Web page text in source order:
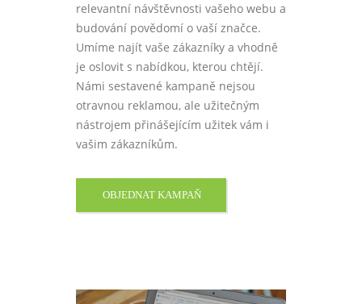
relevantní návštěvnosti vašeho webu a
budování povědomí o vaší značce.
Umíme najít vaše zákazníky a vhodně
je oslovit s nabídkou, kterou chtějí.
Námi sestavené kampaně nejsou
otravnou reklamou, ale užitečným
nástrojem přinášejícím užitek vám i
vašim zákazníkům.
OBJEDNAT KAMPAŇ